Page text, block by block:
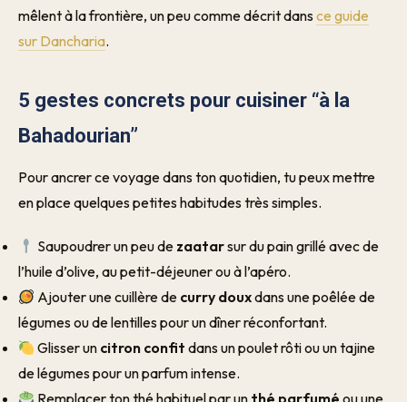
mêlent à la frontière, un peu comme décrit dans ce guide
sur Dancharia.
5 gestes concrets pour cuisiner “à la
Bahadourian”
Pour ancrer ce voyage dans ton quotidien, tu peux mettre
en place quelques petites habitudes très simples.
Saupoudrer un peu de zaatarsur du pain grillé avec de
l’huile d’olive, au petit-déjeuner ou à l’apéro.
Ajouter une cuillère de curry douxdans une poêlée de
légumes ou de lentilles pour un dîner réconfortant.
Glisser un citron confit dans un poulet rôti ou un tajine
de légumes pour un parfum intense.
Remplacer ton thé habituel par un thé parfumé ou une